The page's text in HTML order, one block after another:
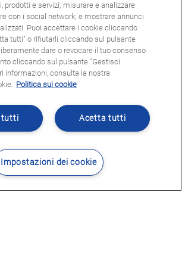
prodotti e servizi; misurare e analizzare
con i social network; e mostrare annunci
Puoi accettare i cookie cliccando
tutti" o rifiutarli cliccando sul pulsante
dare o revocare il tuo consenso
cliccando sul pulsante "Gestisci
informazioni, consulta la nostra
Politica sui cookie
Acetta tutti
tutti
Impostazioni dei cookie